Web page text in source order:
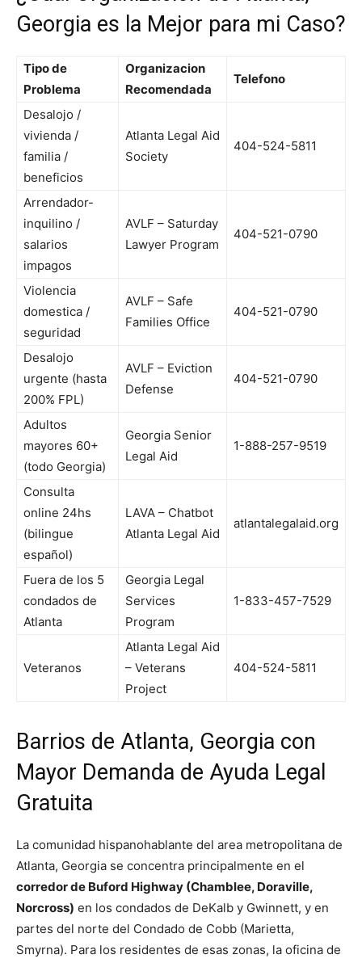
Georgia es la Mejor para mi Caso?
Tipo de
Problema
Organizacion
Recomendada
Telefono
Desalojo /
vivienda /
familia /
beneficios
Atlanta Legal Aid
Society
404-524-5811
Arrendador-
inquilino /
salarios
impagos
AVLF – Saturday
Lawyer Program
404-521-0790
Violencia
domestica /
seguridad
AVLF – Safe
Families Office
404-521-0790
Desalojo
urgente (hasta
200% FPL)
AVLF – Eviction
Defense
404-521-0790
Adultos
mayores 60+
(todo Georgia)
Georgia Senior
Legal Aid
1-888-257-9519
Consulta
online 24hs
(bilingue
español)
LAVA – Chatbot
Atlanta Legal Aid
atlantalegalaid.org
Fuera de los 5
condados de
Atlanta
Georgia Legal
Services
Program
1-833-457-7529
Veteranos
Atlanta Legal Aid
– Veterans
Project
404-524-5811
Barrios de Atlanta, Georgia con
Mayor Demanda de Ayuda Legal
Gratuita
La comunidad hispanohablante del area metropolitana de
Atlanta, Georgia se concentra principalmente en el
corredor de Buford Highway (Chamblee, Doraville,
Norcross) en los condados de DeKalb y Gwinnett, y en
partes del norte del Condado de Cobb (Marietta,
Smyrna). Para los residentes de esas zonas, la oficina de